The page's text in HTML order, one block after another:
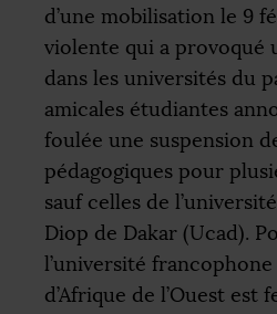
d’une mobilisation le 9
violente qui a provoqué
dans les universités du
amicales étudiantes
foulée une suspension
pédagogiques pour
sauf celles de
Diop de Dakar (Ucad).
l’université
d’Afrique de l’Ouest est